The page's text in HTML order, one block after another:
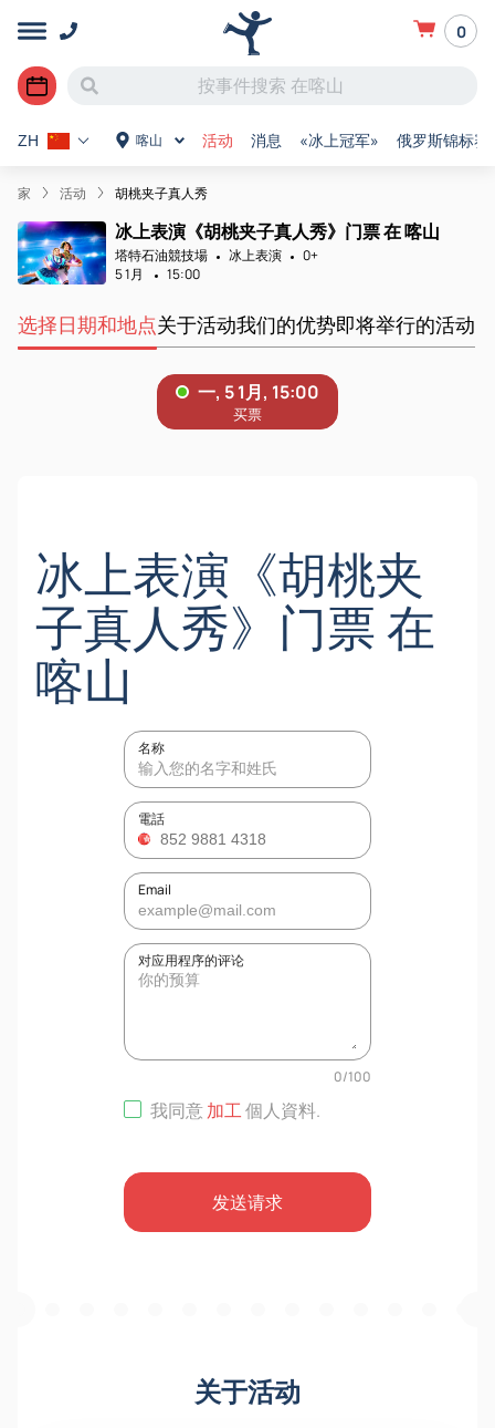
0
喀山 活动 消息 «冰上冠军» 俄罗斯锦标赛
ZH
家 活动 胡桃夹子真人秀
冰上表演《胡桃夹子真人秀》门票 在 喀山
塔特石油競技場 冰上表演
0+
5 1月
15:00
选择日期和地点关于活动我们的优势即将举行的活动
冰上表演《胡桃夹
子真人秀》门票 在
喀山
名称
電話
Email
对应用程序的评论
0/100
我同意加工個人資料.
发送请求
关于活动